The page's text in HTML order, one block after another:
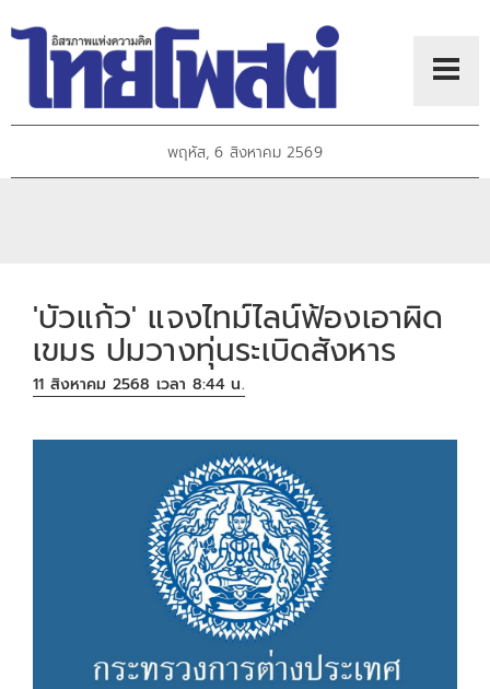
พฤหัส, 6 สิงหาคม 2569
'บัวแก้ว' แจงไทม์ไลน์ฟ้องเอาผิด
เขมร ปมวางทุ่นระเบิดสังหาร
11 สิงหาคม 2568 เวลา 8:44 น.